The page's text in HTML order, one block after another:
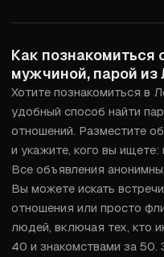
Как
мужчиной, парой из
Хотите познакомиться в
удобный способ найти
отношений. Разместите
и укажите, кого вы
Все объявления
Вы можете искать
отношения или просто
людей, включая тех, кто
40 и знакомствами за 50.